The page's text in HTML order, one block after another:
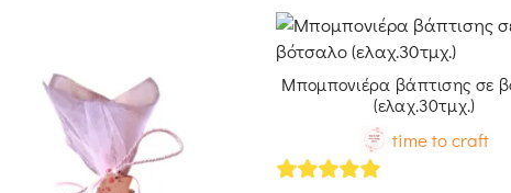
Μπομπονιέρα βάπτισης σε
(ελαχ.30τμχ.)
time to craft